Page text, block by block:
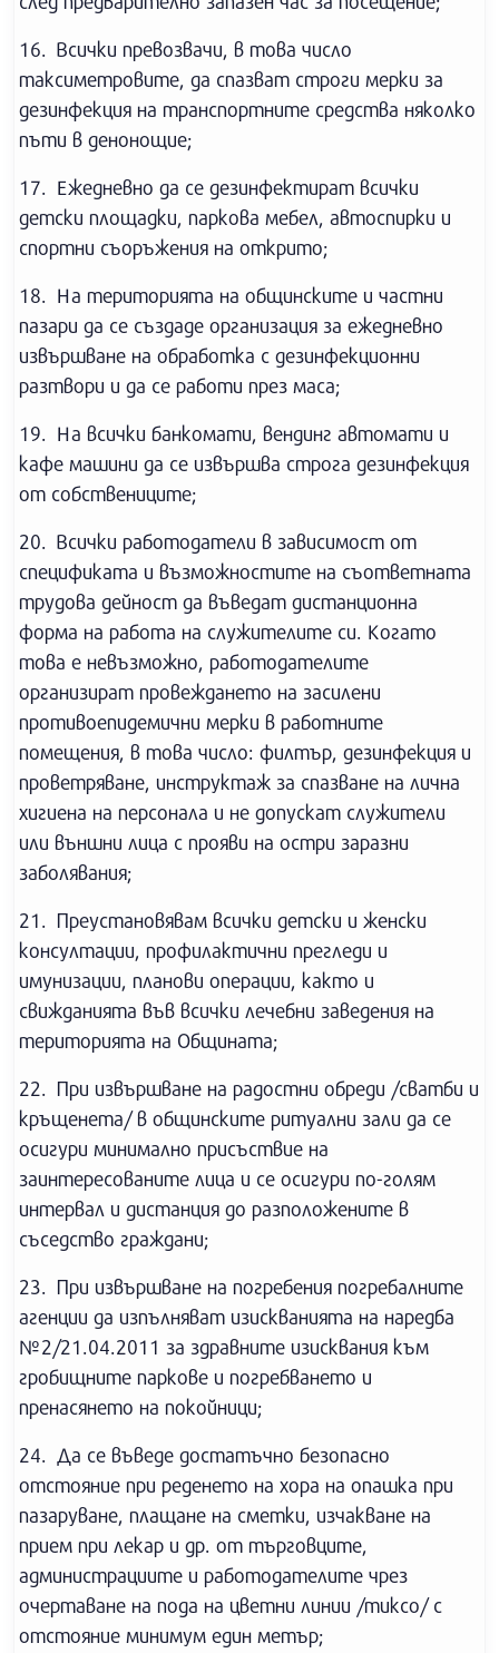
16. Всички превозвачи, в това число
таксиметровите, да спазват строги мерки за
дезинфекция на транспортните средства няколко
пъти в денонощие;
17. Ежедневно да се дезинфектират всички
детски площадки, паркова мебел, автоспирки и
спортни съоръжения на открито;
18. На територията на общинските и частни
пазари да се създаде организация за ежедневно
извършване на обработка с дезинфекционни
разтвори и да се работи през маса;
19. На всички банкомати, вендинг автомати и
кафе машини да се извършва строга дезинфекция
от собствениците;
20. Всички работодатели в зависимост от
спецификата и възможностите на съответната
трудова дейност да въведат дистанционна
форма на работа на служителите си. Когато
това е невъзможно, работодателите
организират провеждането на засилени
противоепидемични мерки в работните
помещения, в това число: филтър, дезинфекция и
проветряване, инструктаж за спазване на лична
хигиена на персонала и не допускат служители
или външни лица с прояви на остри заразни
заболявания;
21. Преустановявам всички детски и женски
консултации, профилактични прегледи и
имунизации, планови операции, както и
свижданията във всички лечебни заведения на
територията на Общината;
22. При извършване на радостни обреди /сватби и
кръщенета/ в общинските ритуални зали да се
осигури минимално присъствие на
заинтересованите лица и се осигури по-голям
интервал и дистанция до разположените в
съседство граждани;
23. При извършване на погребения погребалните
агенции да изпълняват изискванията на наредба
№2/21.04.2011 за здравните изисквания към
гробищните паркове и погребването и
пренасянето на покойници;
24. Да се въведе достатъчно безопасно
отстояние при реденето на хора на опашка при
пазаруване, плащане на сметки, изчакване на
прием при лекар и др. от търговците,
администрациите и работодателите чрез
очертаване на пода на цветни линии /тиксо/ с
отстояние минимум един метър;